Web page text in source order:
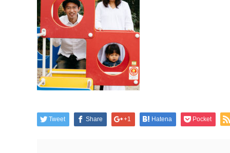
Tweet Share +1 Hatena Pocket